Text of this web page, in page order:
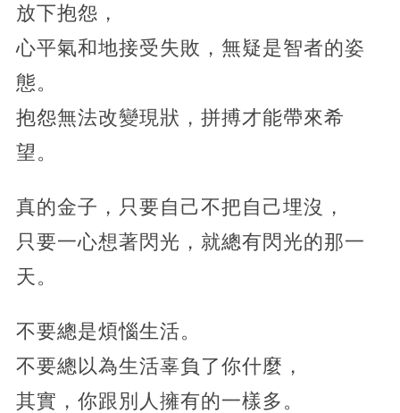
放下抱怨，
心平氣和地接受失敗，無疑是智者的姿
態。
抱怨無法改變現狀，拼搏才能帶來希
望。
真的金子，只要自己不把自己埋沒，
只要一心想著閃光，就總有閃光的那一
天。
不要總是煩惱生活。
不要總以為生活辜負了你什麼，
其實，你跟別人擁有的一樣多。